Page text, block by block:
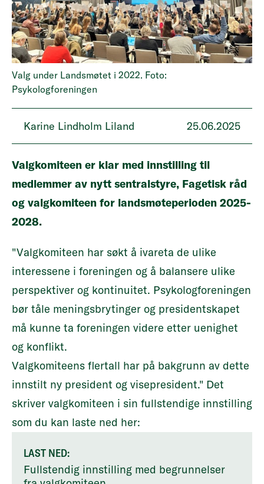
Valg under Landsmøtet i 2022. Foto:
Psykologforeningen
Karine Lindholm Liland 25.06.2025
Valgkomiteen er klar med innstilling til
medlemmer av nytt sentralstyre, Fagetisk råd
og valgkomiteen for landsmøteperioden 2025-
2028.
"Valgkomiteen har søkt å ivareta de ulike
interessene i foreningen og å balansere ulike
perspektiver og kontinuitet. Psykologforeningen
bør tåle meningsbrytinger og presidentskapet
må kunne ta foreningen videre etter uenighet
og konflikt.
Valgkomiteens flertall har på bakgrunn av dette
innstilt ny president og visepresident." Det
skriver valgkomiteen i sin fullstendige innstilling
som du kan laste ned her:
LAST NED:
Fullstendig innstilling med begrunnelser